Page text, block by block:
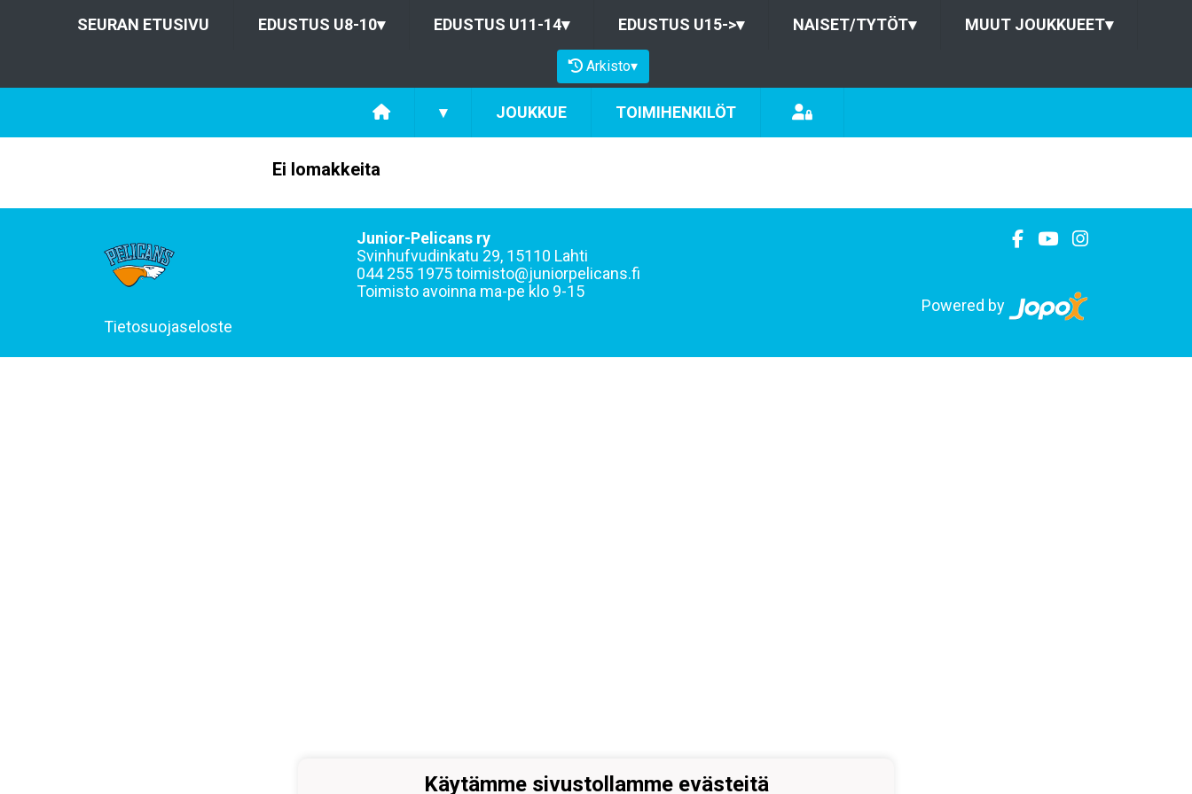
SEURAN ETUSIVU EDUSTUS U8-10▾ EDUSTUS U11-14▾ EDUSTUS U15->▾ NAISET/TYTÖT▾ MUUT JOUKKUEET▾
Arkisto▾
▾ JOUKKUE TOIMIHENKILÖT
Ei lomakkeita
Tietosuojaseloste
Junior-Pelicans ry
Svinhufvudinkatu 29, 15110 Lahti
044 255 1975 toimisto@juniorpelicans.fi
Toimisto avoinna ma-pe klo 9-15
Powered by
Käytämme sivustollamme evästeitä